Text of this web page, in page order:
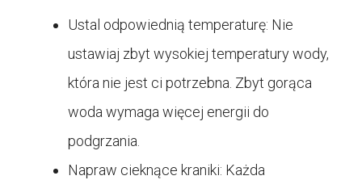
Ustal odpowiednią temperaturę: Nie
ustawiaj zbyt wysokiej temperatury wody,
która nie jest ci potrzebna. Zbyt gorąca
woda wymaga więcej energii do
podgrzania.
Napraw cieknące kraniki: Każda